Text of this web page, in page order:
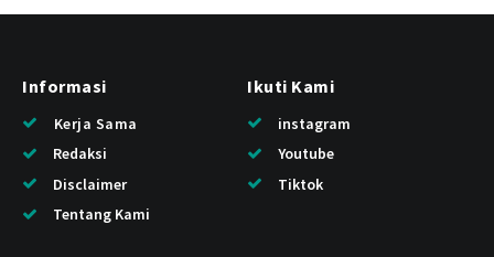
Informasi
Kerja Sama
Redaksi
Disclaimer
Tentang Kami
Ikuti Kami
instagram
Youtube
Tiktok